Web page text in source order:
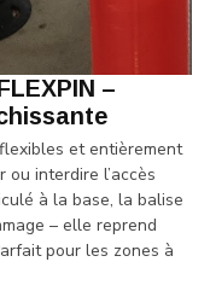
–
et entièrement
interdire l’accès
à la base, la balise
– elle reprend
pour les zones à